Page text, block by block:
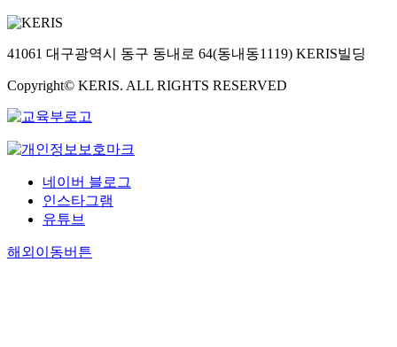
41061 대구광역시 동구 동내로 64(동내동1119) KERIS빌딩
Copyright© KERIS. ALL RIGHTS RESERVED
네이버 블로그
인스타그램
유튜브
해외이동버튼